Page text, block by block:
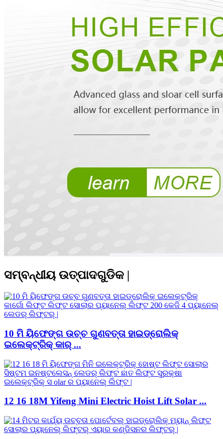
ସମ୍ବନ୍ଧୀୟ ଉତ୍ପାଦଗୁଡିକ |
10 ମି ୟିଫେଙ୍ଗ ଉଚ୍ଚ ଗୁଣବତ୍ତା ହାଇଡ୍ରୋଲିକ୍
ଇଲେକ୍ଟ୍ରିକ୍ କାର୍ ...
12 16 18M Yifeng Mini Electric Hoist Lift Solar ...